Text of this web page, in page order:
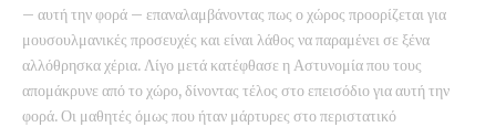
– αυτή την φορά – επαναλαμβάνοντας πως ο χώρος προορίζεται για
μουσουλμανικές προσευχές και είναι λάθος να παραμένει σε ξένα
αλλόθρησκα χέρια. Λίγο μετά κατέφθασε η Αστυνομία που τους
απομάκρυνε από το χώρο, δίνοντας τέλος στο επεισόδιο για αυτή την
φορά. Οι μαθητές όμως που ήταν μάρτυρες στο περιστατικό